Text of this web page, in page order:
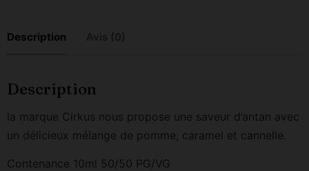
Description
Description
la marque Cirkus nous propose une saveur d’antan avec
un délicieux mélange de pomme, caramel et cannelle.
Contenance 10ml 50/50 PG/VG